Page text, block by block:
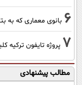
6 بانوی معماری که به
7 پروژه تایفون ترکیه
مطالب پیشنهادی